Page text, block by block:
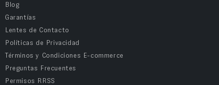
Blog
Garantías
Lentes de Contacto
Políticas de Privacidad
Términos y Condiciones E-commerce
Preguntas Frecuentes
Permisos RRSS